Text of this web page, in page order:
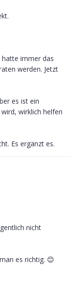
hatte immer das
werden. Jetzt
es ist ein
wirklich helfen
Es ergänzt es.
nicht
es richtig. 😊